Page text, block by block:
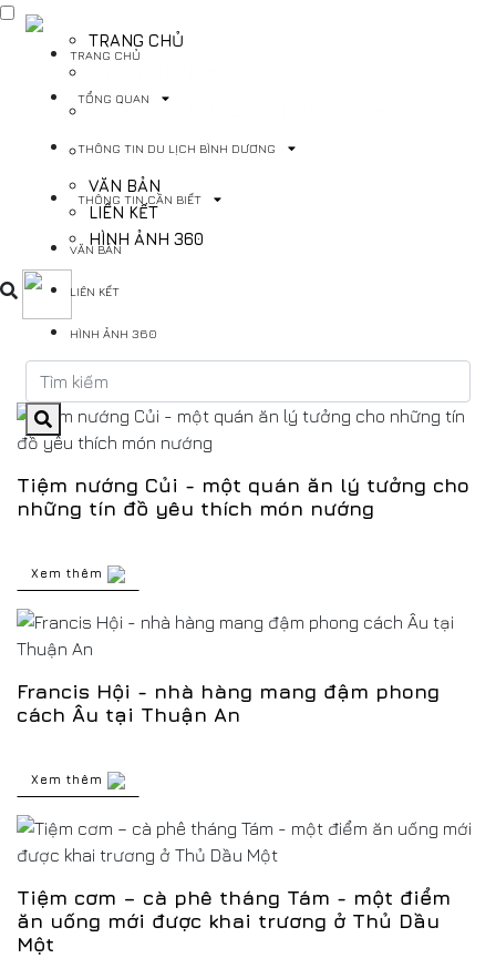
TRANG CHỦ
THÔNG TIN CẦN BIẾT
VĂN BẢN
LIÊN KẾT
HÌNH ẢNH 360
TRANG CHỦ
TỔNG QUAN
THÔNG TIN DU LỊCH BÌNH DƯƠNG
THÔNG TIN CẦN BIẾT
VĂN BẢN
LIÊN KẾT
HÌNH ẢNH 360
Tiệm nướng Củi - một quán ăn lý tưởng cho
những tín đồ yêu thích món nướng
Xem thêm
Francis Hội - nhà hàng mang đậm phong
cách Âu tại Thuận An
Xem thêm
Tiệm cơm – cà phê tháng Tám - một điểm
ăn uống mới được khai trương ở Thủ Dầu
Một